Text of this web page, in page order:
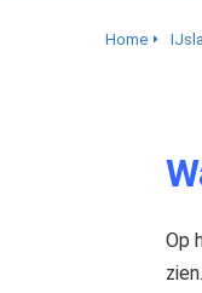
Home
Op